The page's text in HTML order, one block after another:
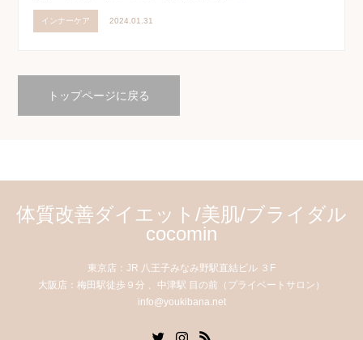
インナーケア 2024.01.31
トップページに戻る
体質改善ダイエット/美肌/ブライダル
cocomin
東京店：JR 八王子みなみ野駅直結ビル ３F
大阪店：梅田駅徒歩９分 、中津駅 目の前（プライベートサロン）
info@youkibana.net